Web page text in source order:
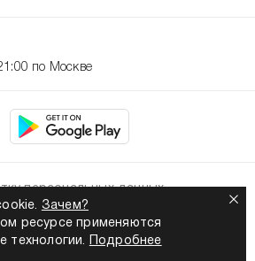
Зачем?
ресурсе применяются
технологии.
Подробнее
по Москве
персональных данных